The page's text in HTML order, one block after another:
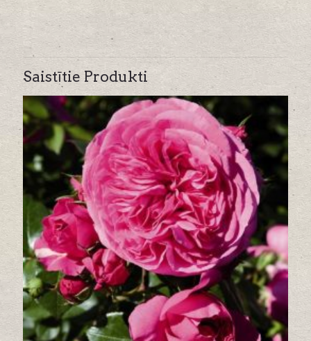
Saistītie Produkti